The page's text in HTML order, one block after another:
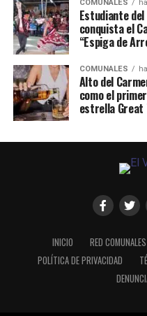
COMUNALES
Estudiante
conquista el
“Espiga de
COMUNALES
Alto del
como el
estrella Great
INICIO RED COMUNALES
POLÍTICA DE PRIVACIDAD